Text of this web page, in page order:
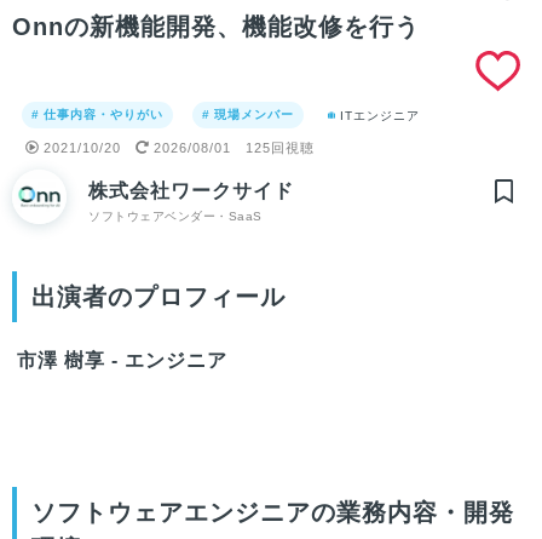
Onnの新機能開発、機能改修を行う
# 仕事内容・やりがい # 現場メンバー ITエンジニア
2021/10/20 2026/08/01 125回視聴
株式会社ワークサイド
ソフトウェアベンダー・SaaS
出演者のプロフィール
市澤 樹享 - エンジニア
ソフトウェアエンジニアの業務内容・開発